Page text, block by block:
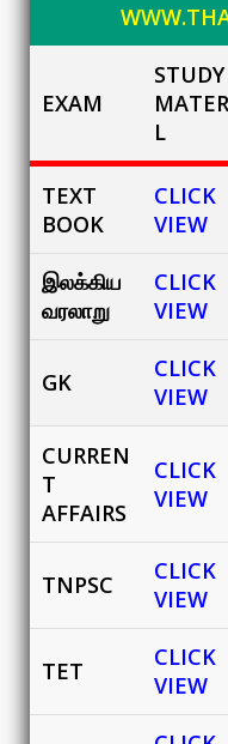
EXAM
STUDY
L
TEXT
BOOK
CLICK
VIEW
இலக்கிய
வரலாறு
CLICK
VIEW
GK
CLICK
VIEW
CURREN
T
AFFAIRS
CLICK
VIEW
TNPSC
CLICK
VIEW
TET
CLICK
VIEW